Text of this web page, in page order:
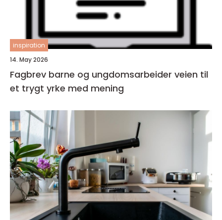
inspiration
14. May 2026
Fagbrev barne og ungdomsarbeider veien til
et trygt yrke med mening